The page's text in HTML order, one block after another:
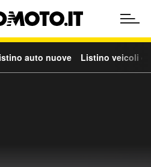
auto nuove Listino veicoli